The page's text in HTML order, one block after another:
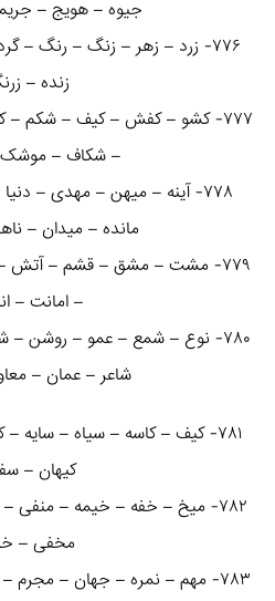
جیوه – هویج –
۷۷۶- زرد – زهر – زنگ – رنگ –
زنده –
۷۷۷- کشو – کفش – کیف – شکم
– شکاف –
۷۷۸- آینه – میهن – مهدی –
مانده – میدان –
۷۷۹- مشت – مشق – قشم – آتش –
– امانت –
۷۸۰- نوع – شمع – عمو – روشن –
شاعر – عمان –
۷۸۱- کیف – کاسه – سیاه – سایه
کیهان –
۷۸۲- میخ – خفه – خیمه – منفی
مخفی –
۷۸۳- مهم – نمره – جهان – مجرم